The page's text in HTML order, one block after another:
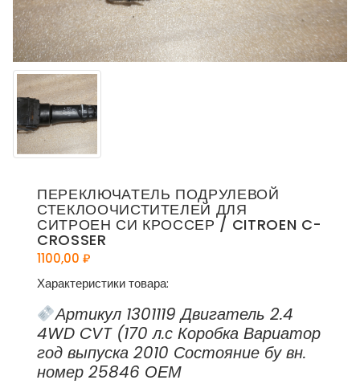
ПЕРЕКЛЮЧАТЕЛЬ ПОДРУЛЕВОЙ
СТЕКЛООЧИСТИТЕЛЕЙ ДЛЯ
СИТРОЕН СИ КРОССЕР / CITROEN C-
CROSSER
1100,00 ₽
Характеристики товара:
Артикул 1301119 Двигатель 2.4
4WD CVT (170 л.с Коробка Вариатор
год выпуска 2010 Состояние бу вн.
номер 25846 ОЕМ